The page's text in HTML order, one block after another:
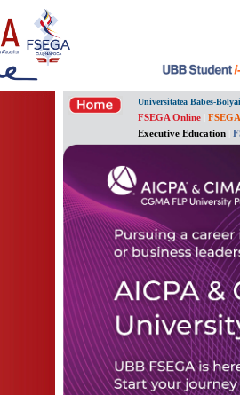
Universitatea Babes-Bolyai
FSEGA Online
Executive Education